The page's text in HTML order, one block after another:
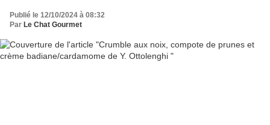
Publié le 12/10/2024 à 08:32
Par Le Chat Gourmet